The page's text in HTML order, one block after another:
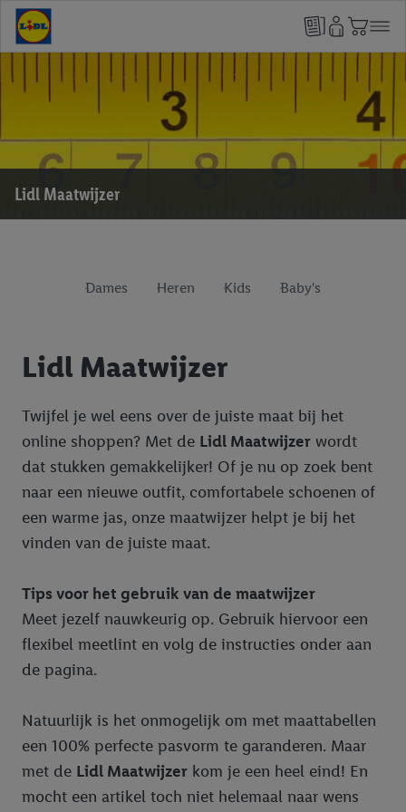
Lidl Maatwijzer
Dames Heren Kids Baby's
Lidl Maatwijzer
Twijfel je wel eens over de juiste maat bij het
online shoppen? Met de Lidl Maatwijzer wordt
dat stukken gemakkelijker! Of je nu op zoek bent
naar een nieuwe outfit, comfortabele schoenen of
een warme jas, onze maatwijzer helpt je bij het
vinden van de juiste maat.
Tips voor het gebruik van de maatwijzer
Meet jezelf nauwkeurig op. Gebruik hiervoor een
flexibel meetlint en volg de instructies onder aan
de pagina.
Natuurlijk is het onmogelijk om met maattabellen
een 100% perfecte pasvorm te garanderen. Maar
met de Lidl Maatwijzer kom je een heel eind! En
mocht een artikel toch niet helemaal naar wens